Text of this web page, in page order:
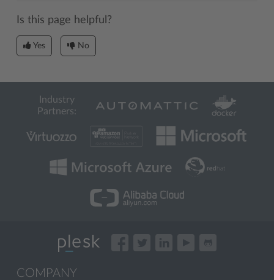
Is this page helpful?
Yes No
Industry
Partners:
COMPANY